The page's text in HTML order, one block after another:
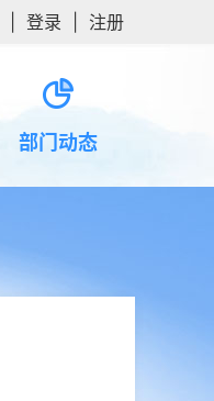
登录 注册
部门动态